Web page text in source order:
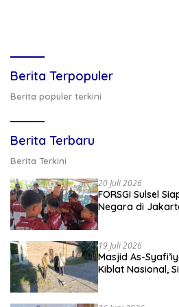
Berita Terpopuler
Berita populer terkini
Berita Terbaru
Berita Terkini
20 Juli 2026
FORSGI Sulsel
Negara di
19 Juli 2026
Masjid As-
Kiblat Nasional,